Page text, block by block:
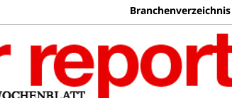
Branchenverzeichnis